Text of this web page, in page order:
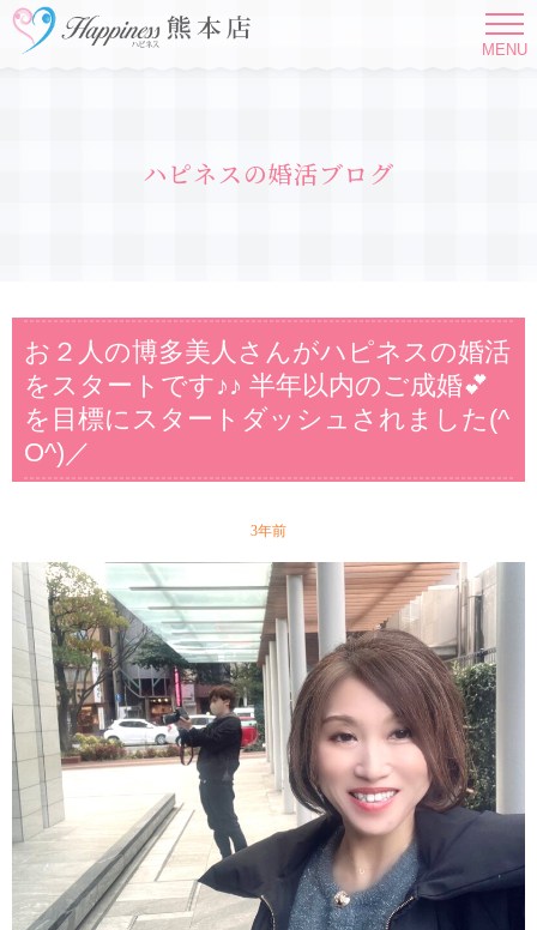
MENU
ハピネスの婚活ブログ
お２人の博多美人さんがハピネスの婚活
をスタートです♪♪ 半年以内のご成婚💕
を目標にスタートダッシュされました(^
O^)／
3年前